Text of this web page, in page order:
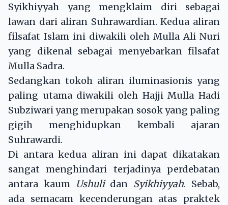
Syikhiyyah yang mengklaim diri sebagai
lawan dari aliran Suhrawardian. Kedua aliran
filsafat Islam ini diwakili oleh Mulla Ali Nuri
yang dikenal sebagai menyebarkan filsafat
Mulla Sadra.
Sedangkan tokoh aliran iluminasionis yang
paling utama diwakili oleh Hajji Mulla Hadi
Subziwari yang merupakan sosok yang paling
gigih menghidupkan kembali ajaran
Suhrawardi.
Di antara kedua aliran ini dapat dikatakan
sangat menghindari terjadinya perdebatan
antara kaum Ushulidan Syikhiyyah. Sebab,
ada semacam kecenderungan atas praktek